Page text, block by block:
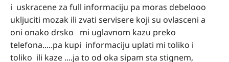
i uskracene za full informaciju pa moras debelooo
ukljuciti mozak ili zvati servisere koji su ovlasceni a
oni onako drsko mi uglavnom kazu preko
telefona.....pa kupi informaciju uplati mi toliko i
toliko ili kaze ....ja to od oka sipam sta stignem,